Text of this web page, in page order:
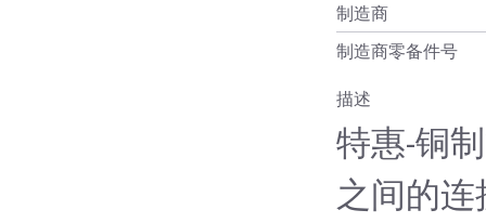
制造商
制造商零备件号
描述
特惠-铜
之间的